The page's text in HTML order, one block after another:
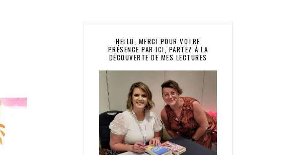
HELLO, MERCI POUR VOTRE
PRÉSENCE PAR ICI, PARTEZ À LA
DÉCOUVERTE DE MES LECTURES